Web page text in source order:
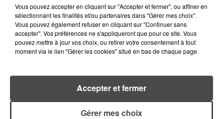
24 décembre 2020
COUP DE THÉÂTRE, THOMAS TUCHEL EST
LICENCIÉ DU PSG !
C'est une énorme surprise...
Vous pouvez accepter en cliquant sur "Accepter et fermer", ou affiner en
sélectionnant les finalités et/ou partenaires dans "Gérer mes choix".
Vous pouvez également refuser en cliquant sur "Continuer sans
accepter". Vos préférences ne s'appliqueront que pour ce site. Vous
pouvez mettre à jour vos choix, ou retirer votre consentement à tout
moment via le lien "Gérer les cookies" situé en bas de chaque page.
Gérer mes choix
Accepter et fermer